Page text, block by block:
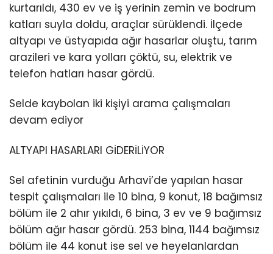
kurtarıldı, 430 ev ve iş yerinin zemin ve bodrum
katları suyla doldu, araçlar sürüklendi. İlçede
altyapı ve üstyapıda ağır hasarlar oluştu, tarım
arazileri ve kara yolları çöktü, su, elektrik ve
telefon hatları hasar gördü.
Selde kaybolan iki kişiyi arama çalışmaları
devam ediyor
ALTYAPI HASARLARI GİDERİLİYOR
Sel afetinin vurduğu Arhavi’de yapılan hasar
tespit çalışmaları ile 10 bina, 9 konut, 18 bağımsız
bölüm ile 2 ahır yıkıldı, 6 bina, 3 ev ve 9 bağımsız
bölüm ağır hasar gördü. 253 bina, 1144 bağımsız
bölüm ile 44 konut ise sel ve heyelanlardan